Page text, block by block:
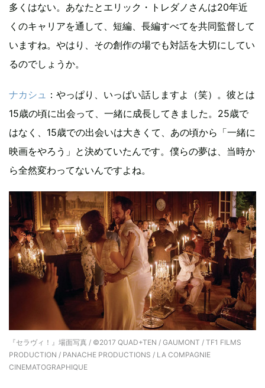
多くはない。あなたとエリック・トレダノさんは20年近
くのキャリアを通して、短編、長編すべてを共同監督して
いますね。やはり、その創作の場でも対話を大切にしてい
るのでしょうか。
ナカシュ ：やっぱり、いっぱい話しますよ（笑）。彼とは
15歳の頃に出会って、一緒に成長してきました。25歳で
はなく、15歳での出会いは大きくて、あの頃から「一緒に
映画をやろう」と決めていたんです。僕らの夢は、当時か
ら全然変わってないんですよね。
『セラヴィ！』場面写真 / ©2017 QUAD+TEN / GAUMONT / TF1 FILMS
PRODUCTION / PANACHE PRODUCTIONS / LA COMPAGNIE
CINEMATOGRAPHIQUE